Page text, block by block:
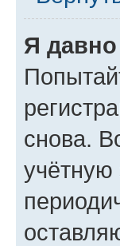
Я давно
снова.
учётную